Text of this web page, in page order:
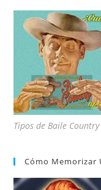
Tipos de Baile Country
Cómo Memorizar